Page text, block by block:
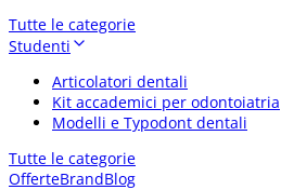
Tutte le categorie
Studenti
Articolatori dentali
Kit accademici per odontoiatria
Modelli e Typodont dentali
Tutte le categorie
OfferteBrandBlog